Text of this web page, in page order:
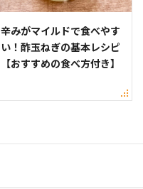
辛みがマイルドで食べやす
い！酢玉ねぎの基本レシピ
【おすすめの食べ方付き】